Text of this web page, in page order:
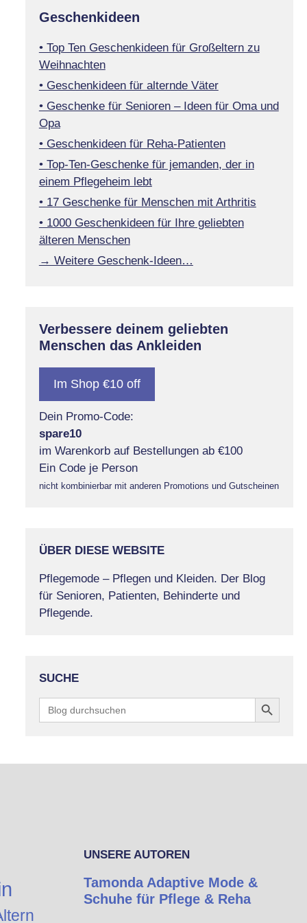
Geschenkideen
• Top Ten Geschenkideen für Großeltern zu
Weihnachten
• Geschenkideen für alternde Väter
• Geschenke für Senioren – Ideen für Oma und
Opa
• Geschenkideen für Reha-Patienten
• Top-Ten-Geschenke für jemanden, der in
einem Pflegeheim lebt
• 17 Geschenke für Menschen mit Arthritis
• 1000 Geschenkideen für Ihre geliebten
älteren Menschen
→ Weitere Geschenk-Ideen…
Verbessere deinem geliebten
Menschen das Ankleiden
Im Shop €10 off
Dein Promo-Code:
spare10
im Warenkorb auf Bestellungen ab €100
Ein Code je Person
nicht kombinierbar mit anderen Promotions und Gutscheinen
ÜBER DIESE WEBSITE
Pflegemode – Pflegen und Kleiden. Der Blog
für Senioren, Patienten, Behinderte und
Pflegende.
SUCHE
Search
for:
Search Button
UNSERE AUTOREN
Tamonda Adaptive Mode &
Schuhe für Pflege & Reha